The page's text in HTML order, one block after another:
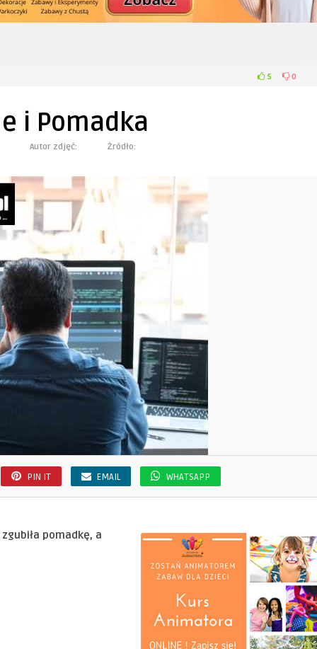
5 0
i Pomadka
Autor zdjęć: Żródło:
PIN IT EMAIL WHATSAPP
pomadkę, a